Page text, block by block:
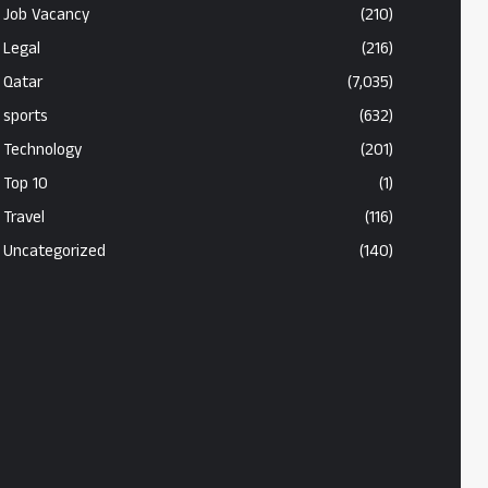
Job Vacancy
(210)
Legal
(216)
Qatar
(7,035)
sports
(632)
Technology
(201)
Top 10
(1)
Travel
(116)
Uncategorized
(140)